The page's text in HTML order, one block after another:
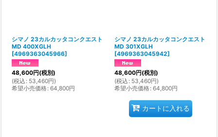
シマノ 23カルカッタコンクエスト
MD 400XGLH
[4969363045966]
48,600円(税別)
(税込 : 53,460円)
希望小売価格: 64,800円
シマノ 23カルカッタコンクエスト
MD 301XGLH
[4969363045942]
48,600円(税別)
(税込 : 53,460円)
希望小売価格: 64,800円
カートに入れる